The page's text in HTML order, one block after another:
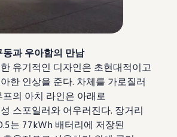
과 우아함의 만남
유기적인 디자인은 초현대적이고
한 인상을 준다. 차체를 가로질러
의 아치 라인은 아래로
스포일러와 어우러진다. 장거리
는 77kWh 배터리에 저장된